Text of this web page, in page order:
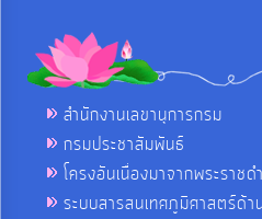
สำนักงานเลขานุการกรม
กรมประชาสัมพันธ์
โครงอันเนื่องมาจากพระราชด
ระบบสารสนเทศภูมิศาสตร์ด้า